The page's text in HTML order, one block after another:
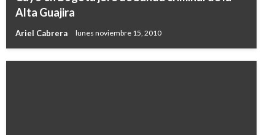
Alta Guajira
Ariel Cabrera lunes noviembre 15, 2010